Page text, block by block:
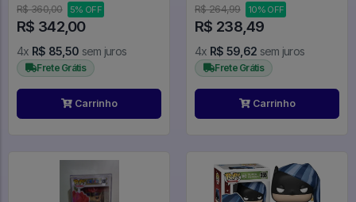
R$ 360,00 5% OFF
R$ 342,00
4x R$ 85,50 sem juros
Frete Grátis
Carrinho
R$ 264,99 10% OFF
R$ 238,49
4x R$ 59,62 sem juros
Frete Grátis
Carrinho